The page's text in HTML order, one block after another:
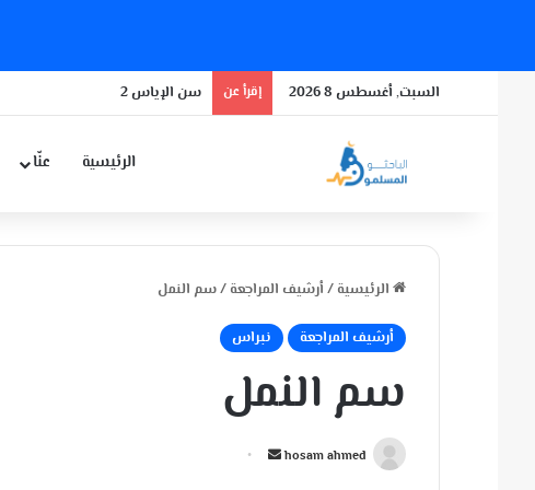
السبت, أغسطس 8 2026 إقرأ عن سن الإياس 2
الرئيسية عنّا
الرئيسية / أرشيف المراجعة /سم النمل
أرشيف المراجعة نبراس
سم النمل
hosam ahmed
أ